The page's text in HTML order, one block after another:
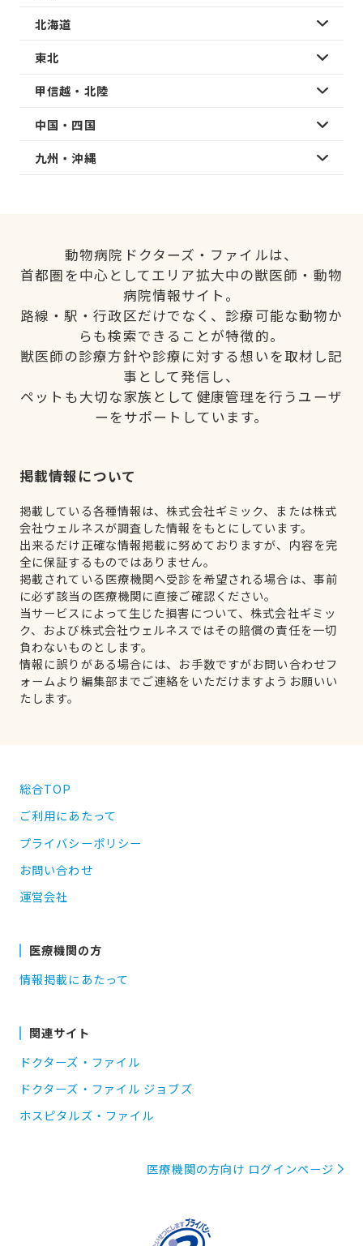
北海道
東北
甲信越・北陸
中国・四国
九州・沖縄
動物病院ドクターズ・ファイルは、
首都圏を中心としてエリア拡大中の獣医師・動物
病院情報サイト。
路線・駅・行政区だけでなく、診療可能な動物か
らも検索できることが特徴的。
獣医師の診療方針や診療に対する想いを取材し記
事として発信し、
ペットも大切な家族として健康管理を行うユーザ
ーをサポートしています。
掲載情報について
掲載している各種情報は、株式会社ギミック、または株式
会社ウェルネスが調査した情報をもとにしています。
出来るだけ正確な情報掲載に努めておりますが、内容を完
全に保証するものではありません。
掲載されている医療機関へ受診を希望される場合は、事前
に必ず該当の医療機関に直接ご確認ください。
当サービスによって生じた損害について、株式会社ギミッ
ク、および株式会社ウェルネスではその賠償の責任を一切
負わないものとします。
情報に誤りがある場合には、お手数ですがお問い合わせフ
ォームより編集部までご連絡をいただけますようお願いい
たします。
総合TOP
ご利用にあたって
プライバシーポリシー
お問い合わせ
運営会社
医療機関の方
情報掲載にあたって
関連サイト
ドクターズ・ファイル
ドクターズ・ファイル ジョブズ
ホスピタルズ・ファイル
医療機関の方向け ログインページ